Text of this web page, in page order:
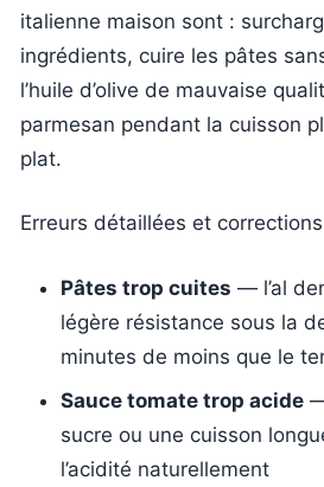
italienne maison sont :
ingrédients, cuire les pâtes
l’huile d’olive de mauvaise
parmesan pendant la cuisson
plat.
Erreurs détaillées et
Pâtes trop cuites — l’al
légère résistance sous la
minutes de moins que le
Sauce tomate trop acide
sucre ou une cuisson
l’acidité naturellement